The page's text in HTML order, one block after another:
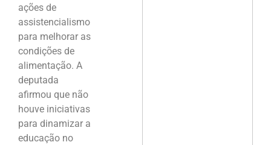
ações de
assistencialismo
para melhorar as
condições de
alimentação. A
deputada
afirmou que não
houve iniciativas
para dinamizar a
educação no